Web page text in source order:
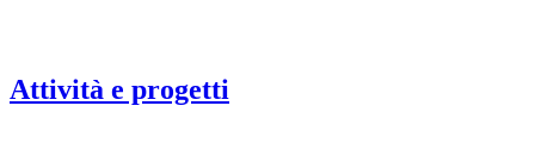
Attività e progetti